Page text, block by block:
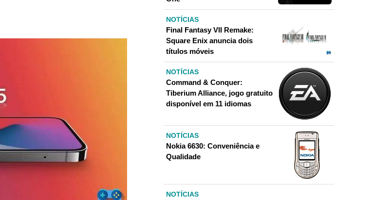
NOTÍCIAS
Final Fantasy VII Remake:
Square Enix anuncia dois
títulos móveis
NOTÍCIAS
Command & Conquer:
Tiberium Alliance, jogo gratuito
disponível em 11 idiomas
NOTÍCIAS
Nokia 6630: Conveniência e
Qualidade
NOTÍCIAS